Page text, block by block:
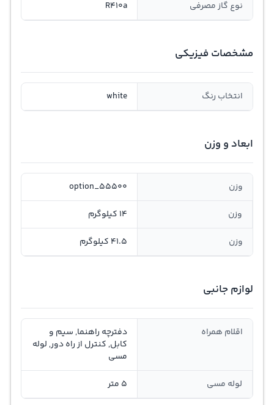
نوع گاز مصرفی R410a
مشخصات فیزیکی
انتخاب رنگ white
ابعاد و وزن
وزن option_55500
وزن 14 کیلوگرم
وزن 41.5 کیلوگرم
لوازم جانبی
اقلام همراه
دفترچه راهنما, سیم و
کابل, کنترل از راه دور, لوله
مسی
لوله مسی 5 متر